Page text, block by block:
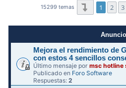
15299 temas Página1de
1 2 3
Mejora el rendimiento de
con estos 4 sencillos
Último mensaje pormsc hotline
Publicado en Foro Software
Respuestas:2